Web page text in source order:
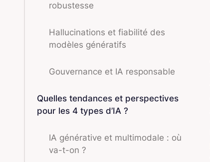
robustesse
Hallucinations et fiabilité des
modèles génératifs
Gouvernance et IA responsable
Quelles tendances et perspectives
pour les 4 types d’IA ?
IA générative et multimodale : où
va-t-on ?